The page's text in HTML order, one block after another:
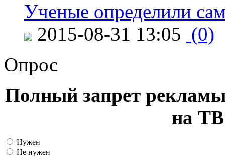
Ученые определили
2015-08-31 13:05 (0)
Опрос
Полный запрет
на ТВ
Нужен
Не нужен